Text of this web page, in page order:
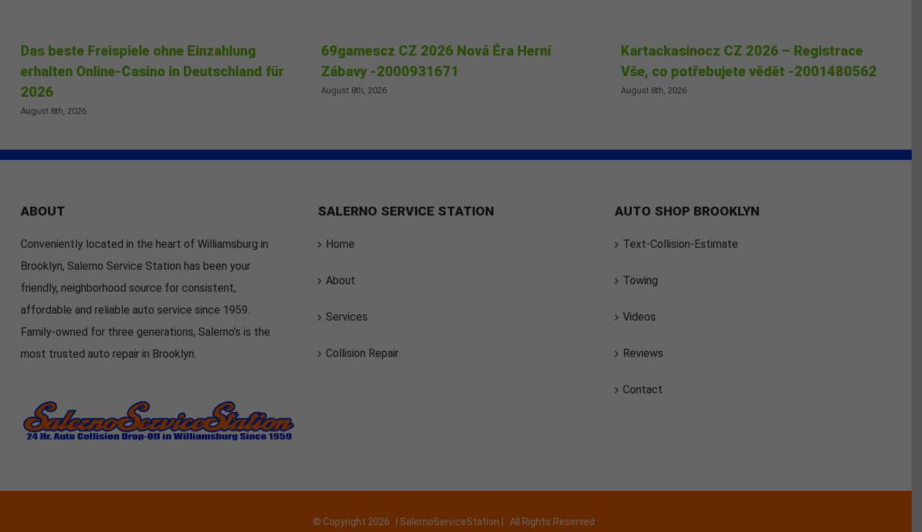
Das beste Freispiele ohne Einzahlung
erhalten Online-Casino in Deutschland für
2026
August 8th, 2026
69gamescz CZ 2026 Nová Éra Herní
Zábavy -2000931671
August 8th, 2026
Kartackasinocz CZ 2026 – Registrace
Vše, co potřebujete vědět -2001480562
August 8th, 2026
ABOUT
Conveniently located in the heart of Williamsburg in
Brooklyn, Salerno Service Station has been your
friendly, neighborhood source for consistent,
affordable and reliable auto service since 1959.
Family-owned for three generations, Salerno’s is the
most trusted auto repair in Brooklyn.
SALERNO SERVICE STATION
Home
About
Services
Collision Repair
AUTO SHOP BROOKLYN
Text-Collision-Estimate
Towing
Videos
Reviews
Contact
© Copyright 2026 | SalernoServiceStation | All Rights Reserved